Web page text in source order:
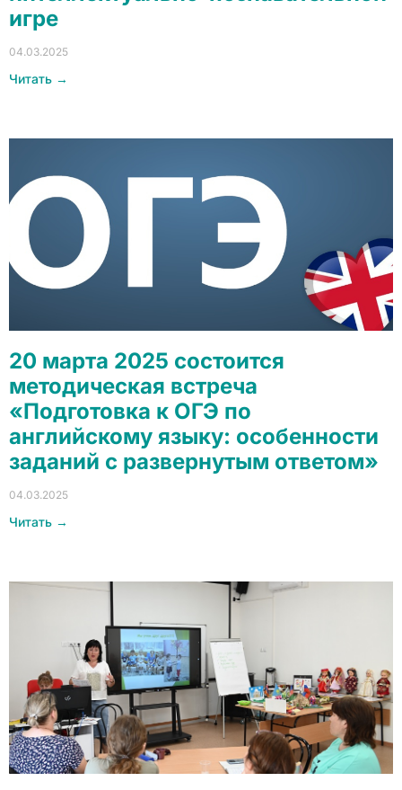
игре
04.03.2025
Читать →
20 марта 2025 состоится
методическая встреча
«Подготовка к ОГЭ по
английскому языку: особенности
заданий с развернутым ответом»
04.03.2025
Читать →